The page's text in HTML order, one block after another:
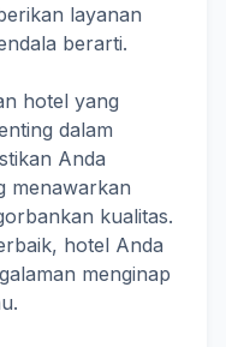
layanan
berarti.
hotel yang
dalam
Anda
menawarkan
kualitas.
hotel Anda
menginap